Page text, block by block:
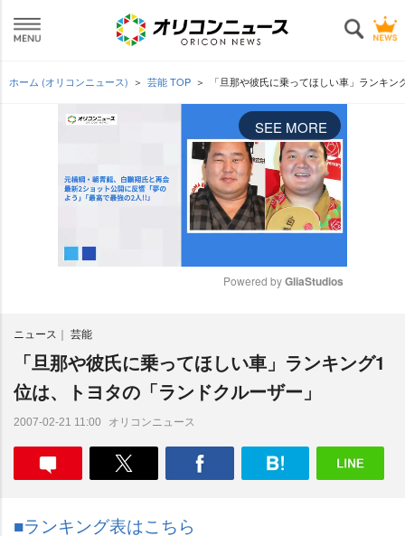
ホーム (オリコンニュース) 芸能 TOP 「旦那や彼氏に乗ってほしい車」ランキ
SEE MORE
e
Powered by GliaStudios
ニュース 芸能
「旦那や彼氏に乗ってほしい車」ランキング1
位は、トヨタの「ランドクルーザー」
2007-02-21 11:00 オリコンニュース
■ランキング表はこちら